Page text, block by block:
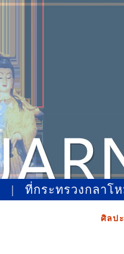
| ที่กระทรวงกลาโ
ศิลป